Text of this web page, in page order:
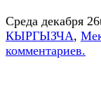
Среда декабря
КЫРГЫЗЧА,
комментариев.